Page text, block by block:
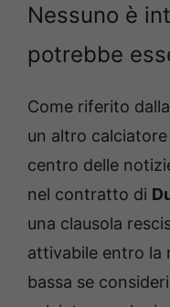
Nessuno è
potrebbe
Come riferito
un altro
centro delle
nel contratto di
una clausola
attivabile entro la
bassa se